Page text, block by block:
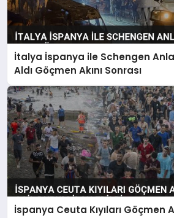
İtalya İspanya ile Schengen
Aldı Göçmen Akını Sonrası
İspanya Ceuta Kıyıları Göçmen